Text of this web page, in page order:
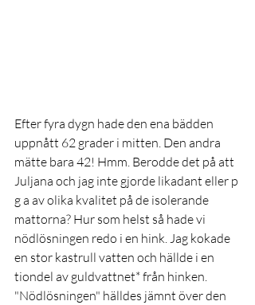
Efter fyra dygn hade den ena bädden
uppnått 62 grader i mitten. Den andra
mätte bara 42! Hmm. Berodde det på att
Juljana och jag inte gjorde likadant eller p
g a av olika kvalitet på de isolerande
mattorna? Hur som helst så hade vi
nödlösningen redo i en hink. Jag kokade
en stor kastrull vatten och hällde i en
tiondel av guldvattnet* från hinken.
"Nödlösningen" hälldes jämnt över den